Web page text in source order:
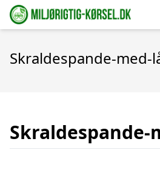
Skraldespande-med-
Skraldespande-